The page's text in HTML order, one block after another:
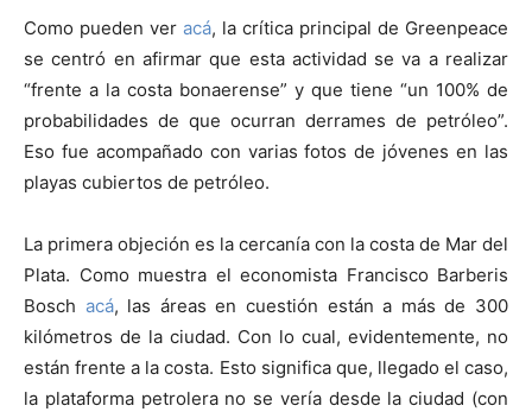
Como pueden ver acá, la crítica principal de Greenpeace
se centró en afirmar que esta actividad se va a realizar
“frente a la costa bonaerense” y que tiene “un 100% de
probabilidades de que ocurran derrames de petróleo”.
Eso fue acompañado con varias fotos de jóvenes en las
playas cubiertos de petróleo.
La primera objeción es la cercanía con la costa de Mar del
Plata. Como muestra el economista Francisco Barberis
Bosch acá, las áreas en cuestión están a más de 300
kilómetros de la ciudad. Con lo cual, evidentemente, no
están frente a la costa. Esto significa que, llegado el caso,
la plataforma petrolera no se vería desde la ciudad (con